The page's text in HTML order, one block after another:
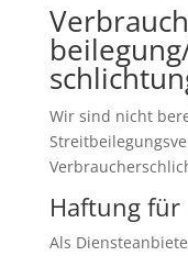
Wir sind nicht
Haftung
Als